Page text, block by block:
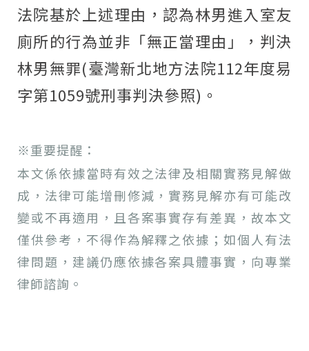
法院基於上述理由，認為林男進入室友
廁所的行為並非「無正當理由」，判決
林男無罪(臺灣新北地方法院112年度易
字第1059號刑事判決參照) 。
※重要提醒：
本文係依據當時有效之法律及相關實務見解做
成，法律可能增刪修減，實務見解亦有可能改
變或不再適用，且各案事實存有差異，故本文
僅供參考，不得作為解釋之依據；如個人有法
律問題，建議仍應依據各案具體事實，向專業
律師諮詢。